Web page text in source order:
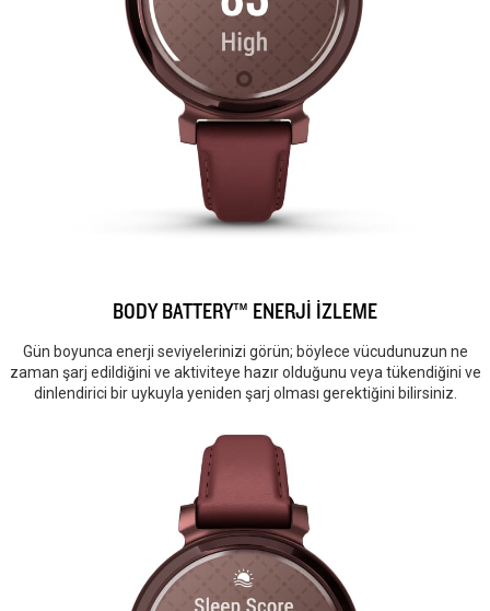
BODY BATTERY™ ENERJİ İZLEME
Gün boyunca enerji seviyelerinizi görün; böylece vücudunuzun ne
zaman şarj edildiğini ve aktiviteye hazır olduğunu veya tükendiğini ve
dinlendirici bir uykuyla yeniden şarj olması gerektiğini bilirsiniz.